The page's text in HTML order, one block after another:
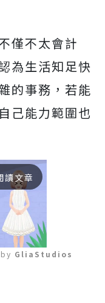
僅不太會計
為生活知足快
的事務，若能
己能力範圍也
讀文章
GliaStudios